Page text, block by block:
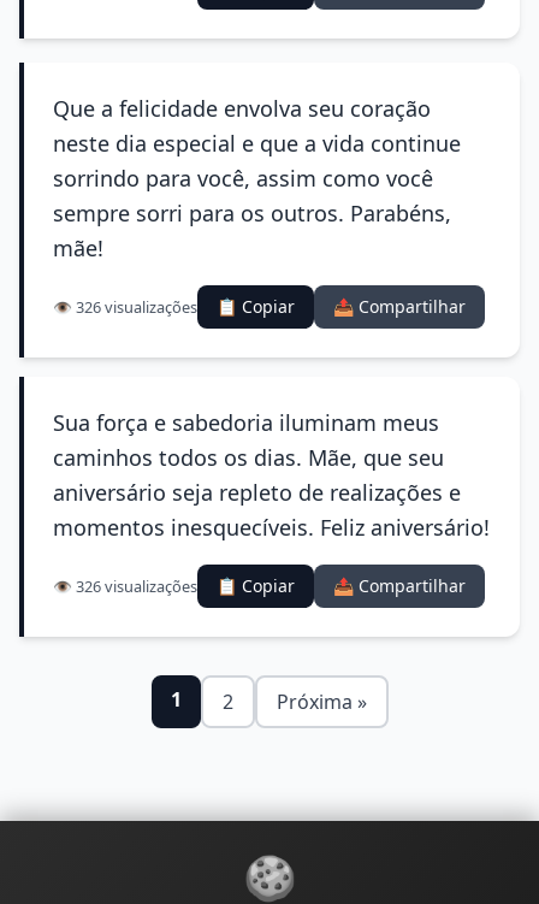
Que a felicidade envolva seu coração
neste dia especial e que a vida continue
sorrindo para você, assim como você
sempre sorri para os outros. Parabéns,
mãe!
👁️ 326 visualizações 📋 Copiar 📤 Compartilhar
Sua força e sabedoria iluminam meus
caminhos todos os dias. Mãe, que seu
aniversário seja repleto de realizações e
momentos inesquecíveis. Feliz aniversário!
👁️ 326 visualizações 📋 Copiar 📤 Compartilhar
1 2 Próxima »
🍪